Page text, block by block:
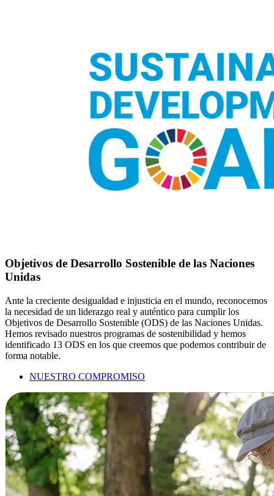
Objetivos de Desarrollo Sostenible de las Naciones
Unidas
Ante la creciente desigualdad e injusticia en el mundo, reconocemos
la necesidad de un liderazgo real y auténtico para cumplir los
Objetivos de Desarrollo Sostenible (ODS) de las Naciones Unidas.
Hemos revisado nuestros programas de sostenibilidad y hemos
identificado 13 ODS en los que creemos que podemos contribuir de
forma notable.
NUESTRO COMPROMISO